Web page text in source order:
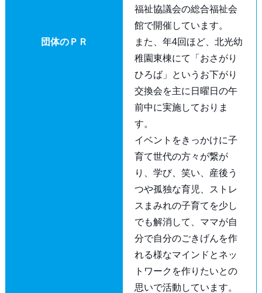
団体のＰＲ
福祉協議会の総合福祉会
館で開催しています。
また、年4回ほど、北光幼
稚園東棟にて「おさがり
ひろば」というお下がり
交換会を主に日曜日の午
前中に実施しておりま
す。
イベントをきっかけに子
育て世代の方々が繋が
り、学び、笑い、産後う
つや孤独な育児、ストレ
スまみれの子育てを少し
でも解消して、ママが自
分で自分のごきげんを作
れる様なマインドとネッ
トワークを作りたいとの
思いで活動しています。